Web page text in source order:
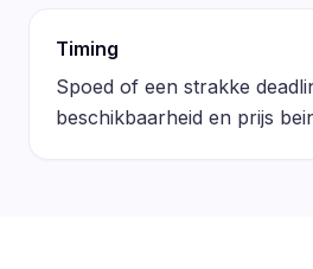
Timing
Spoed of een strakke
beschikbaarheid en prijs